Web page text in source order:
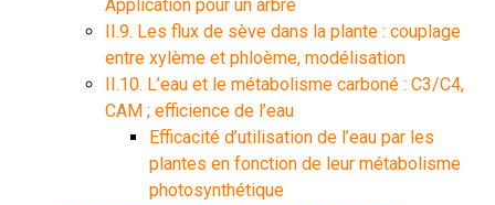
Application pour un arbre
II.9. Les flux de sève dans la plante : couplage
entre xylème et phloème, modélisation
II.10. L’eau et le métabolisme carboné : C3/C4,
CAM ; efficience de l’eau
Efficacité d’utilisation de l’eau par les
plantes en fonction de leur métabolisme
photosynthétique